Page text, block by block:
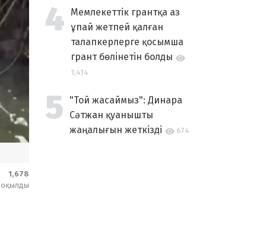
1,678
оқылды
Мемлекеттік грантқа аз
ұпай жетпей қалған
талапкерлерге қосымша
грант бөлінетін болды
1,414
"Той жасаймыз": Динара
Сәтжан қуанышты
жаңалығын жеткізді
674